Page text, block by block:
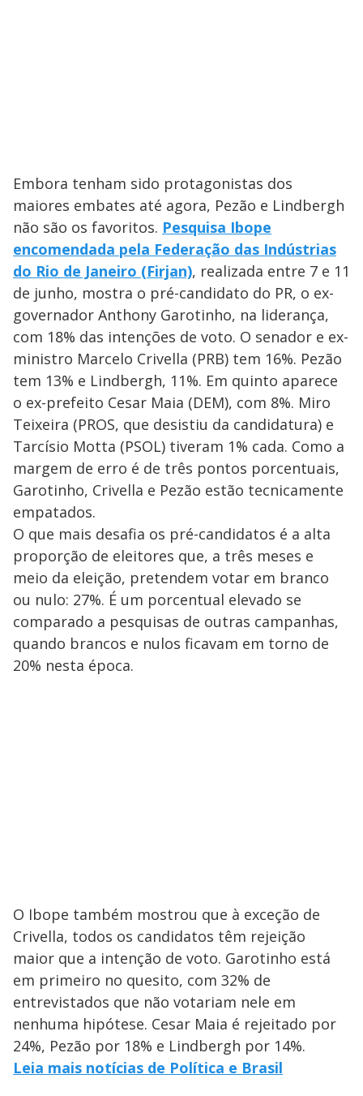
Embora tenham sido protagonistas dos
maiores embates até agora, Pezão e Lindbergh
não são os favoritos. Pesquisa Ibope
encomendada pela Federação das Indústrias
do Rio de Janeiro (Firjan), realizada entre 7 e 11
de junho, mostra o pré-candidato do PR, o ex-
governador Anthony Garotinho, na liderança,
com 18% das intenções de voto. O senador e ex-
ministro Marcelo Crivella (PRB) tem 16%. Pezão
tem 13% e Lindbergh, 11%. Em quinto aparece
o ex-prefeito Cesar Maia (DEM), com 8%. Miro
Teixeira (PROS, que desistiu da candidatura) e
Tarcísio Motta (PSOL) tiveram 1% cada. Como a
margem de erro é de três pontos porcentuais,
Garotinho, Crivella e Pezão estão tecnicamente
empatados.
O que mais desafia os pré-candidatos é a alta
proporção de eleitores que, a três meses e
meio da eleição, pretendem votar em branco
ou nulo: 27%. É um porcentual elevado se
comparado a pesquisas de outras campanhas,
quando brancos e nulos ficavam em torno de
20% nesta época.
O Ibope também mostrou que à exceção de
Crivella, todos os candidatos têm rejeição
maior que a intenção de voto. Garotinho está
em primeiro no quesito, com 32% de
entrevistados que não votariam nele em
nenhuma hipótese. Cesar Maia é rejeitado por
24%, Pezão por 18% e Lindbergh por 14%.
Leia mais notícias de Política e Brasil